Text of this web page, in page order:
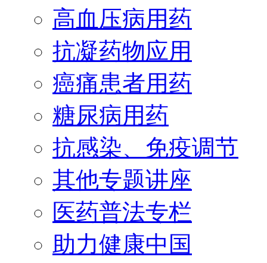
高血压病用药
抗凝药物应用
癌痛患者用药
糖尿病用药
抗感染、免疫调节
其他专题讲座
医药普法专栏
助力健康中国